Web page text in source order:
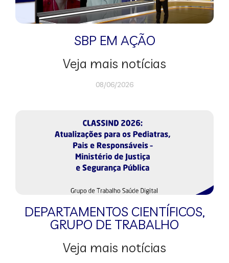
SBP EM AÇÃO
Veja mais notícias
08/06/2026
DEPARTAMENTOS CIENTÍFICOS,
GRUPO DE TRABALHO
Veja mais notícias